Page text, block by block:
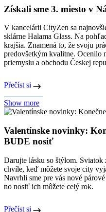
Získali sme 3. miesto v
V kancelárii CityZen sa
sklárne Halama Glass. Na
krajšia. Znamená to, že svoju
predovšetkým kvalitne. Ocenilo
priemyslu a obchodu Českej
Přečíst si
Show more
Valentínske novinky:
BUDE nosiť
Darujte lásku so štýlom.
chvíle, keď môžete svoje city
Navrhli sme pre vás nové
no nosiť ich môžete celý rok.
Přečíst si